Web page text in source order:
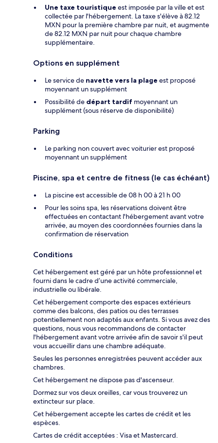
Une taxe touristique est imposée par la ville et est
collectée par l'hébergement. La taxe s'élève à 82.12
MXN pour la première chambre par nuit, et augmente
de 82.12 MXN par nuit pour chaque chambre
supplémentaire.
Options en supplément
Le service de navette vers la plage est proposé
moyennant un supplément
Possibilité de départ tardif moyennant un
supplément (sous réserve de disponibilité)
Parking
Le parking non couvert avec voiturier est proposé
moyennant un supplément
Piscine, spa et centre de fitness (le cas échéant)
La piscine est accessible de 08 h 00 à 21 h 00
Pour les soins spa, les réservations doivent être
effectuées en contactant l'hébergement avant votre
arrivée, au moyen des coordonnées fournies dans la
confirmation de réservation
Conditions
Cet hébergement est géré par un hôte professionnel et
fourni dans le cadre d’une activité commerciale,
industrielle ou libérale.
Cet hébergement comporte des espaces extérieurs
comme des balcons, des patios ou des terrasses
potentiellement non adaptés aux enfants. Si vous avez des
questions, nous vous recommandons de contacter
l'hébergement avant votre arrivée afin de savoir s'il peut
vous accueillir dans une chambre adéquate.
Seules les personnes enregistrées peuvent accéder aux
chambres.
Cet hébergement ne dispose pas d'ascenseur.
Dormez sur vos deux oreilles, car vous trouverez un
extincteur sur place.
Cet hébergement accepte les cartes de crédit et les
espèces.
Cartes de crédit acceptées : Visa et Mastercard.